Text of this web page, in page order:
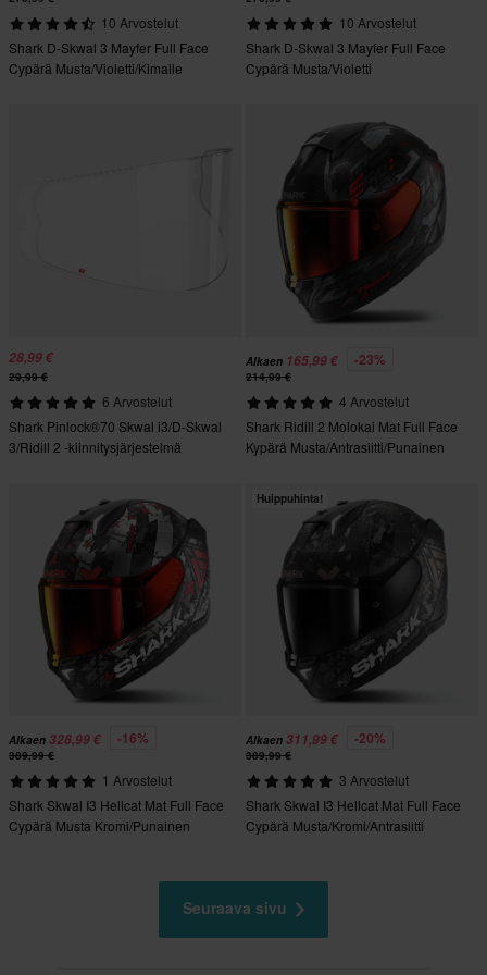
10 Arvostelut
Shark D-Skwal 3 Mayfer Full Face
Cypärä Musta/Violetti/Kimalle
10 Arvostelut
Shark D-Skwal 3 Mayfer Full Face
Cypärä Musta/Violetti
28,99 €
29,99 €
6 Arvostelut
Shark Pinlock®70 Skwal i3/D-Skwal
3/Ridill 2 -kiinnitysjärjestelmä
Alkaen 165,99 € -23%
214,99 €
4 Arvostelut
Shark Ridill 2 Molokai Mat Full Face
Kypärä Musta/Antrasiitti/Punainen
Alkaen 328,99 € -16%
389,99 €
1 Arvostelut
Shark Skwal I3 Hellcat Mat Full Face
Cypärä Musta Kromi/Punainen
Huippuhinta!
Alkaen 311,99 € -20%
389,99 €
3 Arvostelut
Shark Skwal I3 Hellcat Mat Full Face
Cypärä Musta/Kromi/Antrasiitti
Seuraava sivu